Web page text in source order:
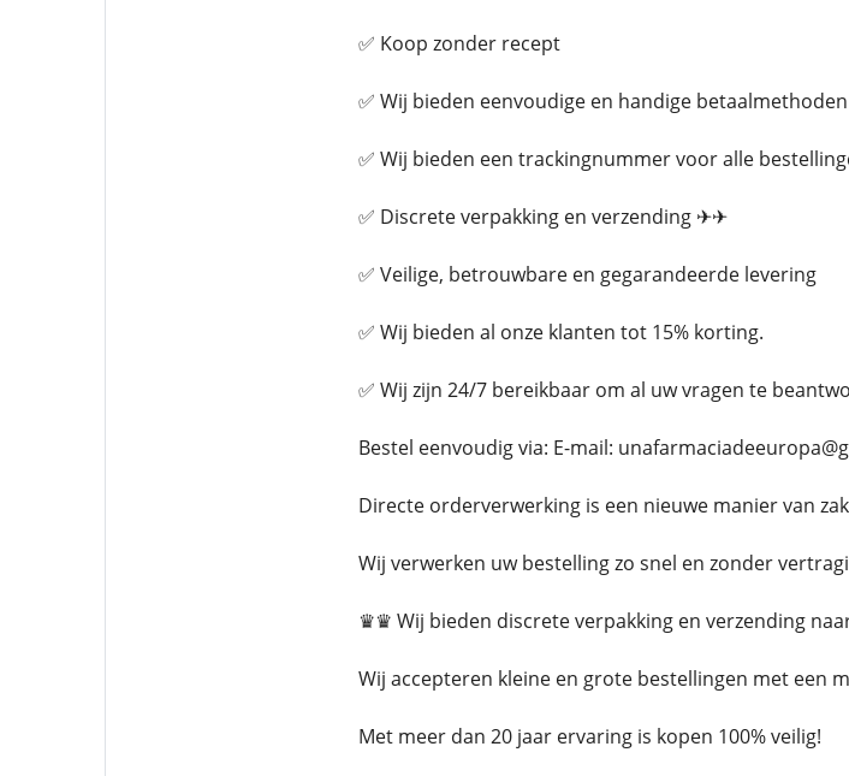
✅ Koop zonder recept
✅ Wij bieden eenvoudige en handige
✅ Wij bieden een trackingnummer voor alle
✅ Discrete verpakking en verzending ✈✈
✅ Veilige, betrouwbare en gegarandeerde levering
✅ Wij bieden al onze klanten tot 15% korting.
✅ Wij zijn 24/7 bereikbaar om al uw vragen te
Bestel eenvoudig via: E-mail:
Directe orderverwerking is een nieuwe manier van
Wij verwerken uw bestelling zo snel en zonder
♛♛ Wij bieden discrete verpakking en verzending
Wij accepteren kleine en grote bestellingen met een
Met meer dan 20 jaar ervaring is kopen 100% veilig!